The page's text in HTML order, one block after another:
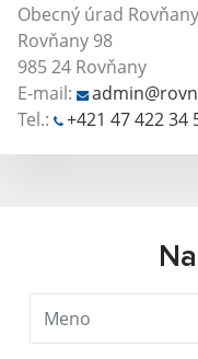
Obecný úrad Rovňany
Rovňany 98
985 24 Rovňany
E-mail:
Tel.:
+421 47 422 34